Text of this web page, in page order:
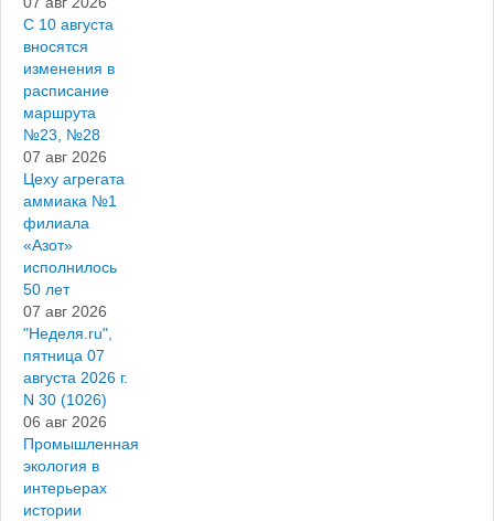
С 10 августа
вносятся
изменения в
расписание
маршрута
№23, №28
07 авг 2026
Цеху агрегата
аммиака №1
филиала
«Азот»
исполнилось
50 лет
07 авг 2026
"Неделя.ru",
пятница 07
августа 2026 г.
N 30 (1026)
06 авг 2026
Промышленная
экология в
интерьерах
истории